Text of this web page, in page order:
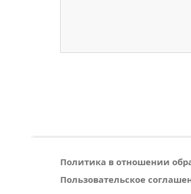
Политика в отношении
Пользовательское